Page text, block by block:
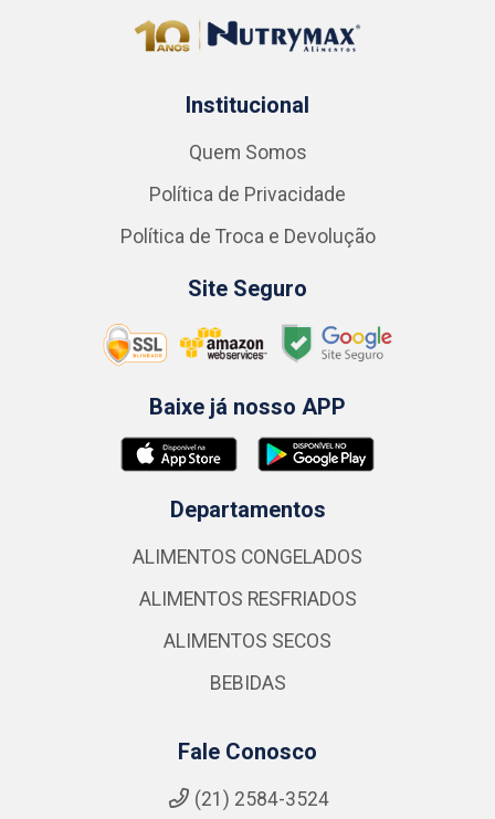
Institucional
Quem Somos
Política de Privacidade
Política de Troca e Devolução
Site Seguro
Baixe já nosso APP
Departamentos
ALIMENTOS CONGELADOS
ALIMENTOS RESFRIADOS
ALIMENTOS SECOS
BEBIDAS
Fale Conosco
(21) 2584-3524